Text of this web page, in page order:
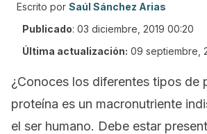
Escrito por Saúl Sánchez Arias
Publicado: 03 diciembre, 2019 00:20
Última actualización: 09 septiembre,
¿Conoces los diferentes tipos de
proteína es un macronutriente
el ser humano. Debe estar